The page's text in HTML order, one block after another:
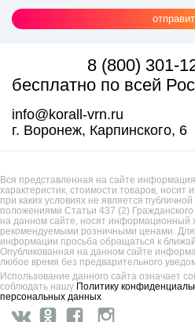
8 (800) 301-
бесплатно по всей
info@korall-vrn.ru
г. Воронеж, Карпинского, 6
Вся представленная на сайте
характеристик, стоимости товаров,
при каких условиях не является
положениями Статьи 437 (2)
на данном сайте, носят информационный
рекомендуемыми розничными ценами.
информации просьба обращаться к
Опубликованная на данном сайте
любое время без предварительного
Использование данного сайта означает
соблюдать нашу Политику
персональных данных